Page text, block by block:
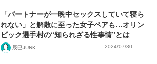
「パートナーが一晩中セックスしていて寝ら
れない」と解散に至った女子ペアも…オリン
ピック選手村の“知られざる性事情”とは
辰巳JUNK 2024/07/30